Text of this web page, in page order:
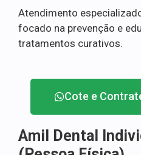
Atendimento
focado na prevenção e
tratamentos curativos.
Cote e
Amil Dental